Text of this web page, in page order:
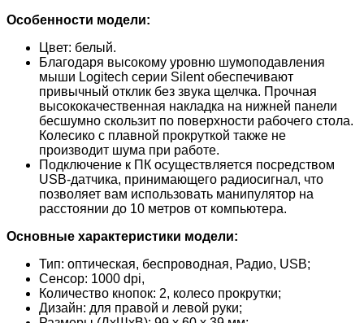
Особенности модели:
Цвет: белый.
Благодаря высокому уровню шумоподавления
мыши Logitech серии Silent обеспечивают
привычный отклик без звука щелчка. Прочная
высококачественная накладка на нижней панели
бесшумно скользит по поверхности рабочего стола.
Колесико с плавной прокруткой также не
производит шума при работе.
Подключение к ПК осуществляется посредством
USB-датчика, принимающего радиосигнал, что
позволяет вам использовать манипулятор на
расстоянии до 10 метров от компьютера.
Основные характеристики модели:
Тип: оптическая, беспроводная, Радио, USB;
Сенсор: 1000 dpi,
Количество кнопок: 2, колесо прокрутки;
Дизайн: для правой и левой руки;